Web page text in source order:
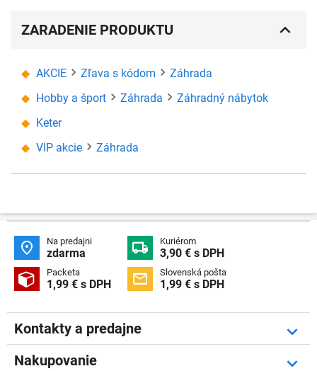
ZARADENIE PRODUKTU
AKCIE Zľava s kódom
Záhrada
Hobby a šport
Záhrada
Záhradný nábytok
Keter
VIP akcie
Záhrada
 Na predajni
zdarma  Kuriérom
3,90 € s DPH
 Packeta
1,99 € s DPH  Slovenská pošta
1,99 € s DPH
Kontakty a predajne
Nakupovanie